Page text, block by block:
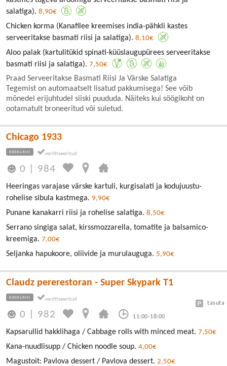
salatiga). 8,90€
Chicken korma (Kanafilee kreemises india-pähkli kastes
serveeritakse basmati riisi ja salatiga). 8,10€
Aloo palak (kartulitükid spinati-küüslaugupürees serveeritakse
basmati riisi ja salatiga). 7,50€
Praad Serveeritakse Basmati Riisi Ja Värske Salatiga
Tegemist on automaatselt lisatud pakkumisega! See võib
mõnedel erijuhtudel siiski puududa. Näiteks kui söögikoht on
ootamatult broneeritud või suletud.
Chicago 1933
KESKLINN
0 984
Heeringas varajase värske kartuli, kurgisalati ja kodujuustu-
rohelise sibula kastmega. 9,90€
Punane kanakarri riisi ja rohelise salatiga. 8,50€
Serrano singiga salat, kirssmozzarella, tomatite ja balsamico-
kreemiga. 7,00€
Seljanka hapukoore, oliivide ja murulauguga. 5,90€
Claudz pererestoran - Super Skypark T1
KESKLINN
0 982 11:00-18:00
tasuta
Kapsarullid hakklihaga / Cabbage rolls with minced meat. 7,50€
Kana-nuudlisupp / Chicken noodle soup. 4,00€
Magustoit: Pavlova dessert / Pavlova dessert. 2,50€